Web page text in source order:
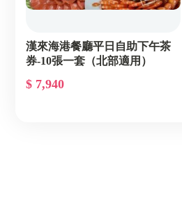
漢來海港餐廳平日自助下午茶
券-10張一套（北部適用）
$ 7,940